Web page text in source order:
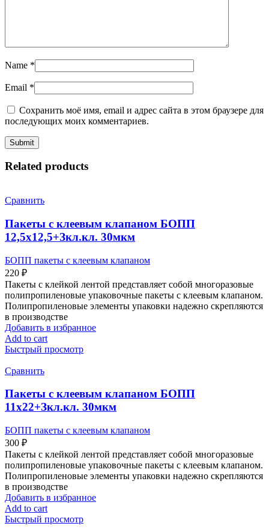
Name *
Email *
Сохранить моё имя, email и адрес сайта в этом браузере для
последующих моих комментариев.
Related products
Сравнить
Пакеты с клеевым клапаном БОПП
12,5х12,5+Зкл.кл. 30мкм
БОПП пакеты с клеевым клапаном
220 ₽
Пакеты с клейкой лентой представляет собой многоразовые
полипропиленовые упаковочные пакеты с клеевым клапаном.
Полипропиленовые элементы упаковки надежно скрепляются
в производстве
Добавить в избранное
Add to cart
Быстрый просмотр
Сравнить
Пакеты с клеевым клапаном БОПП
11х22+Зкл.кл. 30мкм
БОПП пакеты с клеевым клапаном
300 ₽
Пакеты с клейкой лентой представляет собой многоразовые
полипропиленовые упаковочные пакеты с клеевым клапаном.
Полипропиленовые элементы упаковки надежно скрепляются
в производстве
Добавить в избранное
Add to cart
Быстрый просмотр